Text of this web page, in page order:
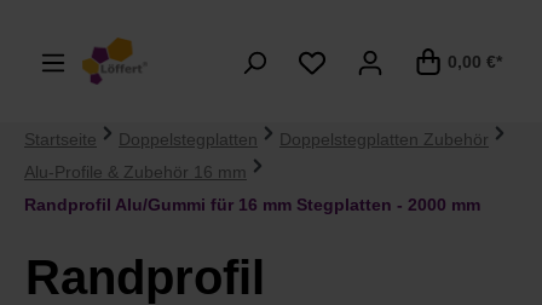
0,00 €*
Startseite Doppelstegplatten
Doppelstegplatten Zubehör
Alu-Profile & Zubehör 16 mm
Randprofil Alu/Gummi für 16 mm Stegplatten - 2000 mm
Randprofil